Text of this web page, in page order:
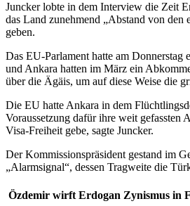
Juncker lobte in dem Interview die Zeit
das Land zunehmend „Abstand von
geben.
Das EU-Parlament hatte am
und Ankara hatten im März ein
über die Ägäis, um auf diese Weise die
Die EU hatte Ankara in dem
Voraussetzung dafür ihre weit gefassten
Visa-Freiheit gebe, sagte Juncker.
Der Kommissionspräsident gestand im
„Alarmsignal“, dessen Tragweite die
Özdemir wirft Erdogan Zynismus in